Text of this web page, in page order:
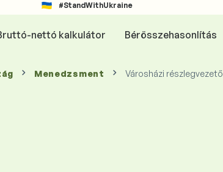
#StandWithUkraine
nettó kalkulátor Bérösszehasonlítás
Menedzsment Városházi részlegvezető